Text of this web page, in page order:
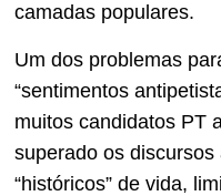
camadas populares.
Um dos problemas
“sentimentos
muitos candidatos PT
superado os
“históricos” de vida,